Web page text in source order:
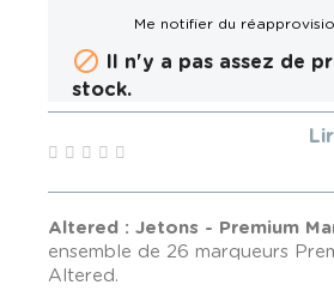
 Il n'y a pas assez de
stock.
Altered : Jetons - Premium
ensemble de 26 marqueurs
Altered.